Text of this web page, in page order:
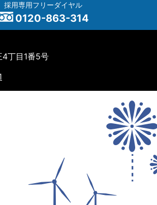
採用専用フリーダイヤル
0120-863-314
丁目1番5号